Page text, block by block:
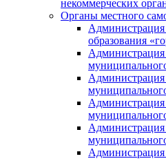
некоммерческих
Органы местного
образования
Администрация